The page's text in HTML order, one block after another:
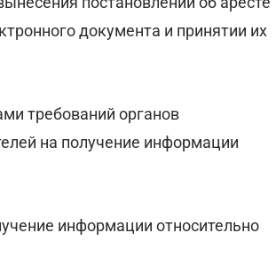
документа и принятии их
требований органов
на получение информации
информации относительно